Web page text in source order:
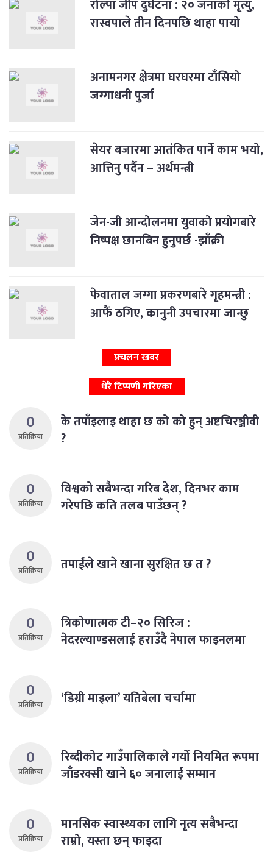
रोल्पा जीप दुर्घटना : २० जनाको मृत्यु,
रास्वपाले तीन दिनपछि थाहा पायो
अनामनगर क्षेत्रमा घरघरमा टाँसियो
जग्गाधनी पुर्जा
सेयर बजारमा आतंकित पार्ने काम भयो,
आत्तिनु पर्दैन – अर्थमन्त्री
जेन-जी आन्दोलनमा युवाको प्रयोगबारे
निष्पक्ष छानबिन हुनुपर्छ -झाँक्री
फेवाताल जग्गा प्रकरणबारे गृहमन्त्री :
आफैं ठगिए, कानुनी उपचारमा जान्छु
प्रचलन खबर
धेरै टिप्पणी गरिएका
0
प्रतिक्रिया
के तपाँइलाइ थाहा छ को को हुन् अष्टचिरञ्जीवी
?
0
प्रतिक्रिया
विश्वको सबैभन्दा गरिब देश, दिनभर काम
गरेपछि कति तलब पाउँछन् ?
0
प्रतिक्रिया तपाईंले खाने खाना सुरक्षित छ त ?
0
प्रतिक्रिया
त्रिकोणात्मक टी–२० सिरिज :
नेदरल्याण्डसलाई हराउँदै नेपाल फाइनलमा
0
प्रतिक्रिया ‘डिग्री माइला’ यतिबेला चर्चामा
0
प्रतिक्रिया
रिब्दीकोट गाउँपालिकाले गर्याे नियमित रूपमा
जाँडरक्सी खाने ६० जनालाई सम्मान
0
प्रतिक्रिया
मानसिक स्वास्थ्यका लागि नृत्य सबैभन्दा
राम्रो, यस्ता छन् फाइदा